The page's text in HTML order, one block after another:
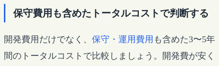
保守費用も含めたトータルコストで判断する
開発費用だけでなく、 保守・運用費用 も含めた3〜5年
間のトータルコストで比較しましょう。開発費が安く